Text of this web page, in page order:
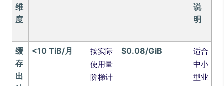
维
度
说
明
缓
存
出
<10 TiB/月
按实际
使用量
阶梯计
$0.08/GiB
适合
中小
型业